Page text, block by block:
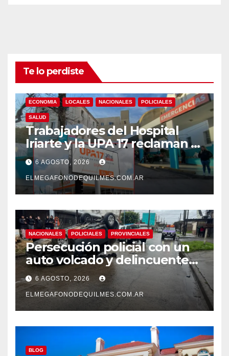
Te lo perdiste
ECONOMIA LOCALES NACIONALES POLICIALES
SALUD
Trabajadores del Hospital
Iriarte y la UPA 17 reclaman el
pase a planta de becarios y
mejoras laborales
6 AGOSTO, 2026
ELMEGAFONODEQUILMES.COM.AR
NACIONALES POLICIALES PROVINCIALES
Persecución policial con un
auto volcado y delincuentes
detenidos en San Francisco
Solano
6 AGOSTO, 2026
ELMEGAFONODEQUILMES.COM.AR
BLOG